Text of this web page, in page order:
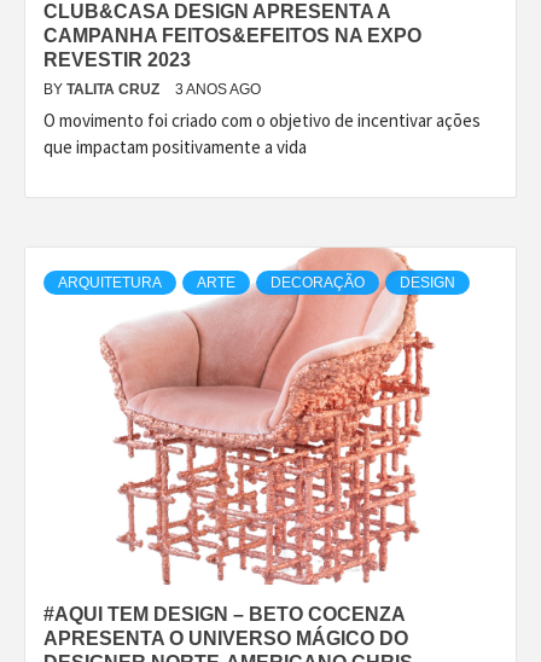
CLUB&CASA DESIGN APRESENTA A
CAMPANHA FEITOS&EFEITOS NA EXPO
REVESTIR 2023
BY TALITA CRUZ 3 ANOS AGO
O movimento foi criado com o objetivo de incentivar ações
que impactam positivamente a vida
ARQUITETURA ARTE DECORAÇÃO DESIGN
#AQUI TEM DESIGN – BETO COCENZA
APRESENTA O UNIVERSO MÁGICO DO